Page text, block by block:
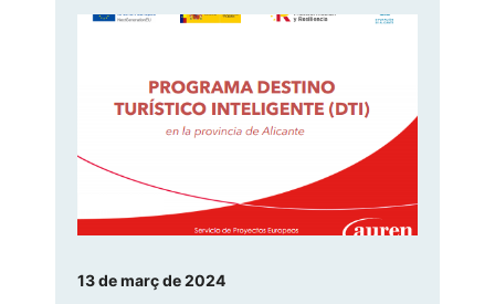
13 de març de 2024